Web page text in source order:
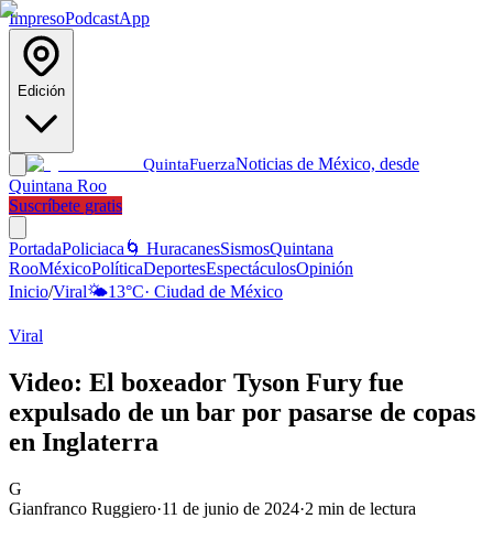
ImpresoPodcastApp
Edición
QuintaFuerzaNoticias de México, desde
Quintana Roo
Suscríbete gratis
PortadaPoliciaca 🌀 HuracanesSismosQuintana
RooMéxicoPolíticaDeportesEspectáculosOpinión
Inicio/Viral🌤️13°C· Ciudad de México
Viral
Video: El boxeador Tyson Fury fue
expulsado de un bar por pasarse de copas
en Inglaterra
G
Gianfranco Ruggiero·11 de junio de 2024·2 min de lectura